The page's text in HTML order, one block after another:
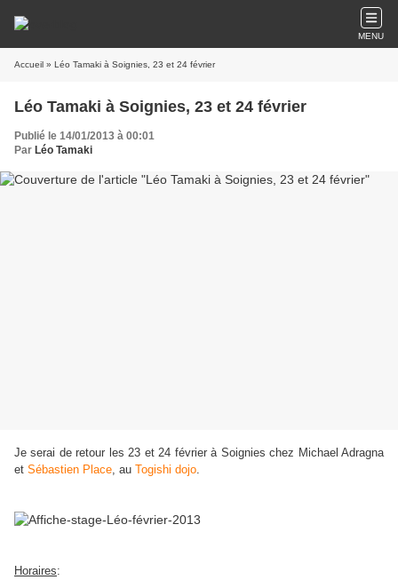
MENU
Accueil » Léo Tamaki à Soignies, 23 et 24 février
Léo Tamaki à Soignies, 23 et 24 février
Publié le 14/01/2013 à 00:01
Par Léo Tamaki
Je serai de retour les 23 et 24 février à Soignies chez Michael Adragna
et Sébastien Place, au Togishi dojo.
Horaires: